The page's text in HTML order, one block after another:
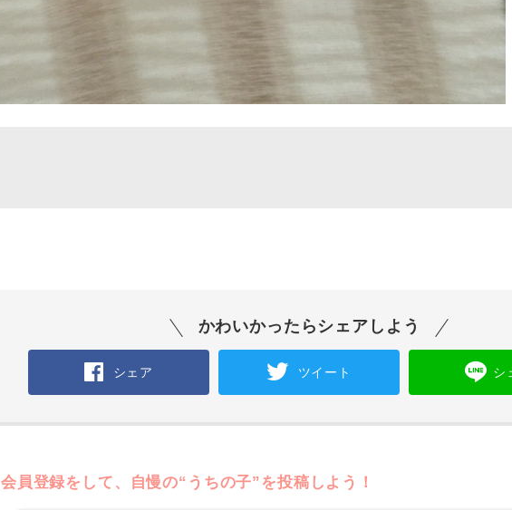
かわいかったらシェアしよう
シェア ツイート シ
会員登録をして、自慢の“うちの子”を投稿しよう！